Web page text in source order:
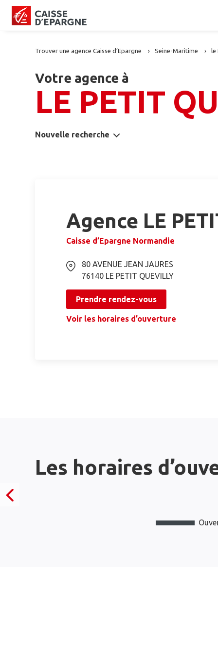
Trouver une agence Caisse d’Epargne Seine-Maritime le
Votre agence à
LE PETIT
Nouvelle recherche
Agence LE
Caisse d’Epargne Normandie
80 AVENUE JEAN JAURES
76140 LE PETIT QUEVILLY
Prendre rendez-vous
Voir les horaires d’ouverture
Les horaires